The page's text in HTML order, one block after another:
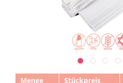
Menge Stückpreis